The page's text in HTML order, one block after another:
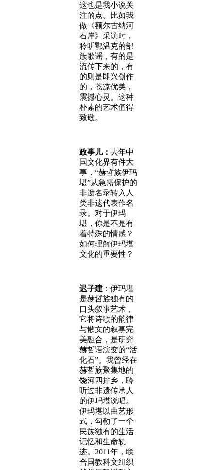
这也是我小说关
注的点。比如我
做《额尔古纳河
右岸》采访时，
聆听鄂温克的部
族歌谣，有的是
流传下来的，有
的则是即兴创作
的，苍凉优美，
震撼心灵。这种
朴素的艺术值得
致敬。
政事儿： 去年中
国文化界有件大
事，“赫哲族伊玛
堪”从急需保护的
非遗名录转入人
类非遗代表作名
录。对于伊玛
堪，你是不是有
着特殊的情感？
如何理解伊玛堪
文化的重要性？
迟子建 ：伊玛堪
是赫哲族独有的
口头叙事艺术，
它将诗歌的韵律
与散文的叙事完
美融合，是研究
赫哲语演变的“活
化石”。我曾经在
赫哲族聚集地的
饶河四排乡，聆
听过非遗传承人
的伊玛堪说唱。
伊玛堪以曲艺形
式，勾勒了一个
民族独有的生活
记忆和生命轨
迹。2011年，联
合国教科文组织